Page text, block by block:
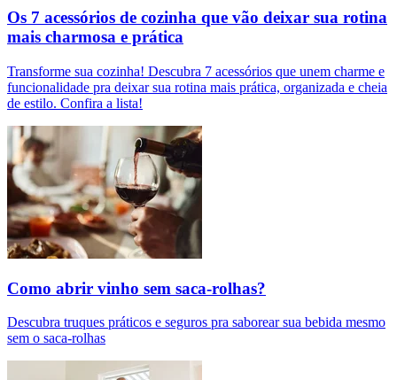
Os 7 acessórios de cozinha que vão deixar sua rotina
mais charmosa e prática
Transforme sua cozinha! Descubra 7 acessórios que unem charme e
funcionalidade pra deixar sua rotina mais prática, organizada e cheia
de estilo. Confira a lista!
Como abrir vinho sem saca-rolhas?
Descubra truques práticos e seguros pra saborear sua bebida mesmo
sem o saca-rolhas